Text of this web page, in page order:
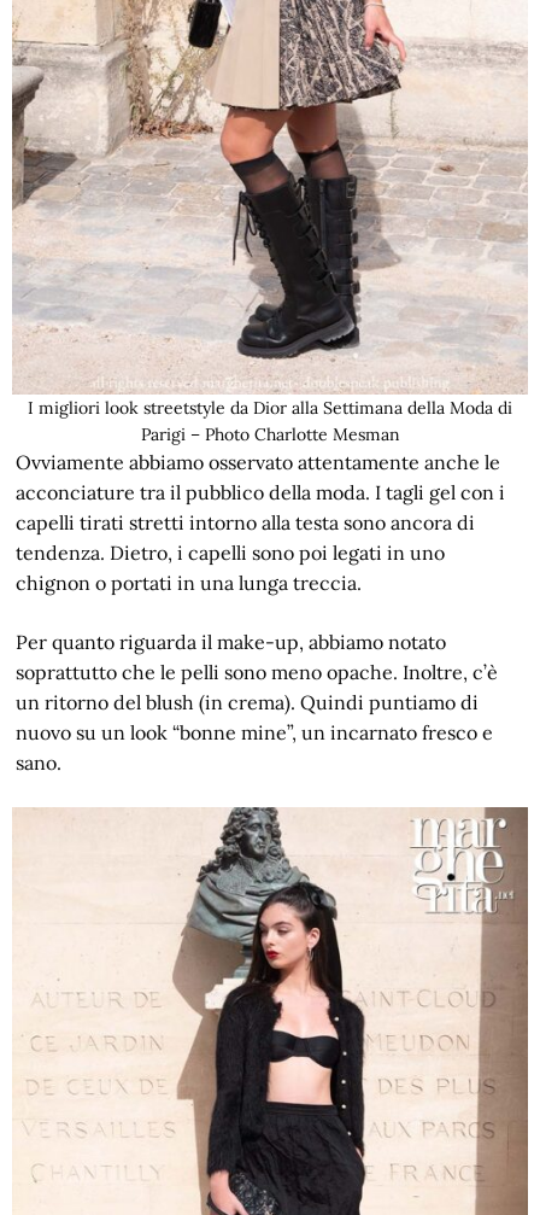
I migliori look streetstyle da Dior alla Settimana della Moda di
Parigi – Photo Charlotte Mesman
Ovviamente abbiamo osservato attentamente anche le
acconciature tra il pubblico della moda. I tagli gel con i
capelli tirati stretti intorno alla testa sono ancora di
tendenza. Dietro, i capelli sono poi legati in uno
chignon o portati in una lunga treccia.
Per quanto riguarda il make-up, abbiamo notato
soprattutto che le pelli sono meno opache. Inoltre, c’è
un ritorno del blush (in crema). Quindi puntiamo di
nuovo su un look “bonne mine”, un incarnato fresco e
sano.